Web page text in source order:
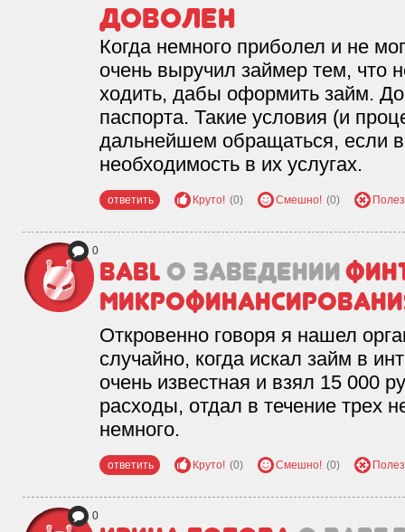
Доволен
Когда немного приболел и не
очень выручил займер тем, что
ходить, дабы оформить займ.
паспорта. Такие условия (и
дальнейшем обращаться, если
необходимость в их услугах.
ответить Круто! (0) Смешно! (0)
0
babl о заведении
Откровенно говоря я нашел
случайно, когда искал займ в
очень известная и взял 15 000
расходы, отдал в течение трех
немного.
ответить Круто! (0) Смешно! (0)
0